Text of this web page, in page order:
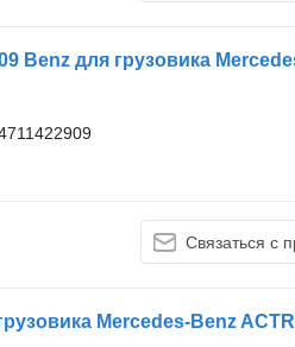
Связаться с
Mercedes-Benz